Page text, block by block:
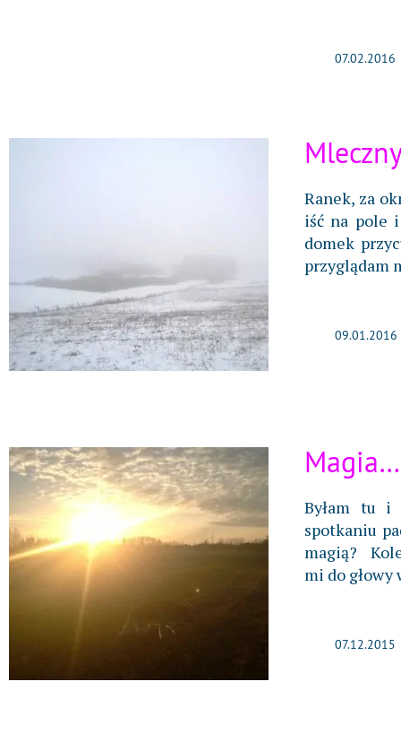
07.02.2016
Ranek, za
iść na pole i
domek
przyglądam
09.01.2016
Magia…
Byłam tu i
spotkaniu
magią?
mi do głowy
07.12.2015